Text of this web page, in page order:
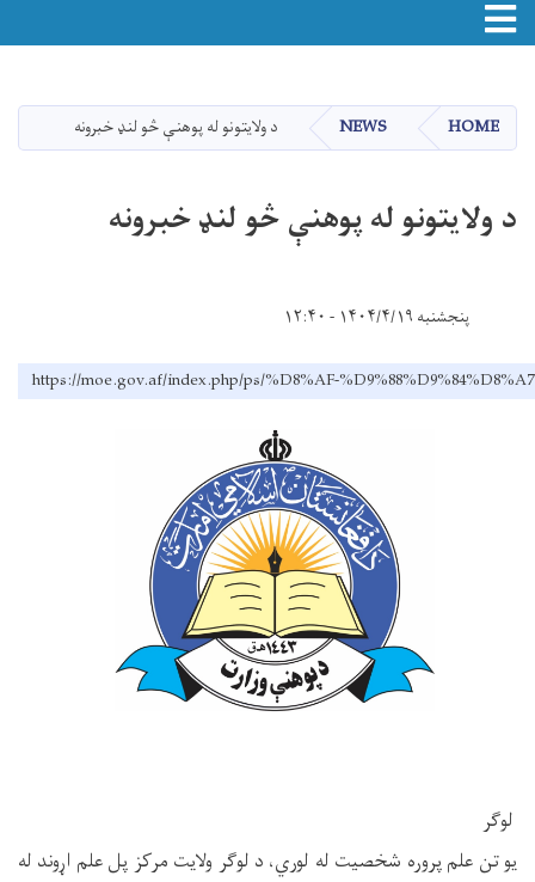
دانګل
Toggle navigation
HOME
NEWS د ولایتونو له پوهنې څو لنډ خبرونه
د ولایتونو له پوهنې څو لنډ خبرونه
پنجشنبه ۱۴۰۴/۴/۱۹ - ۱۲:۴۰
https://moe.gov.af/index.php/ps/%D8%AF-
لوګر
یو تن علم پروره شخصیت له لوري، د لوګر ولایت مرکز پل علم اړوند له